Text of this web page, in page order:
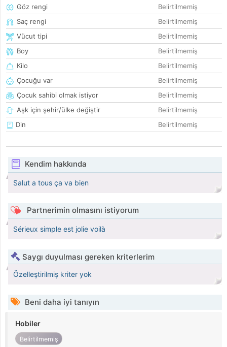
Göz rengi
Belirtilmemiş
Saç rengi
Belirtilmemiş
Vücut tipi
Belirtilmemiş
Boy
Belirtilmemiş
Kilo
Belirtilmemiş
Çocuğu var
Belirtilmemiş
Çocuk sahibi olmak istiyor
Belirtilmemiş
Aşk için şehir/ülke değiştir
Belirtilmemiş
Din
Belirtilmemiş
Kendim hakkında
Salut a tous ça va bien
Partnerimin olmasını istiyorum
Sérieux simple est jolie voilà
Saygı duyulması gereken kriterlerim
Özelleştirilmiş kriter yok
Beni daha iyi tanıyın
Hobiler
Belirtilmemiş